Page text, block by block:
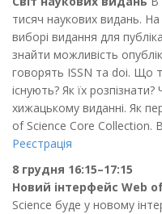
тисяч наукових видань.
виборі видання для
знайти можливість
говорять ISSN та doi. Що
існують? Як їх
хижацькому виданні. Як
of Science Core Collection.
Реєстрація
8 грудня 16:15–17:15
Новий інтерфейс Web
Science буде у новому